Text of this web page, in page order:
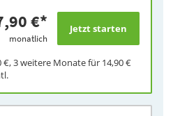
€*
monatlich
€, 3 weitere Monate für 14,90 €